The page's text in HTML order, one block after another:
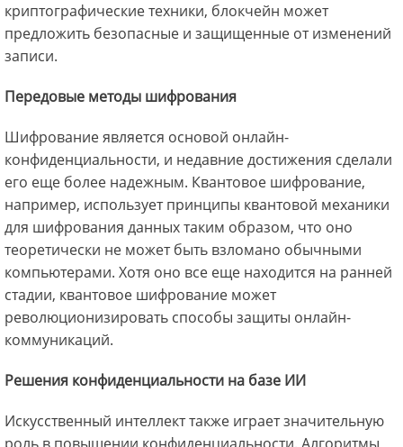
криптографические техники, блокчейн может
предложить безопасные и защищенные от изменений
записи.
Передовые методы шифрования
Шифрование является основой онлайн-
конфиденциальности, и недавние достижения сделали
его еще более надежным. Квантовое шифрование,
например, использует принципы квантовой механики
для шифрования данных таким образом, что оно
теоретически не может быть взломано обычными
компьютерами. Хотя оно все еще находится на ранней
стадии, квантовое шифрование может
революционизировать способы защиты онлайн-
коммуникаций.
Решения конфиденциальности на базе ИИ
Искусственный интеллект также играет значительную